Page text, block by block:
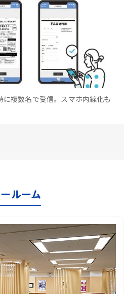
複数名で受信。スマホ内線化も
ルーム